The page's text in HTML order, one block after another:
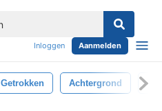
Inloggen Aanmelden
Getrokken Achtergrond